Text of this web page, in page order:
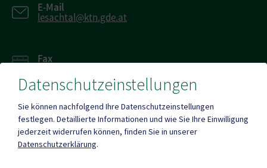
E-Mail
lesachtal@ktn.gde.at
Fax
Mehr
Datenschutzeinstellungen
Sie können nachfolgend Ihre Datenschutzeinstellungen
festlegen. Detaillierte Informationen und wie Sie Ihre Einwilligung
jederzeit widerrufen können, finden Sie in unserer
Datenschutzerklärung.